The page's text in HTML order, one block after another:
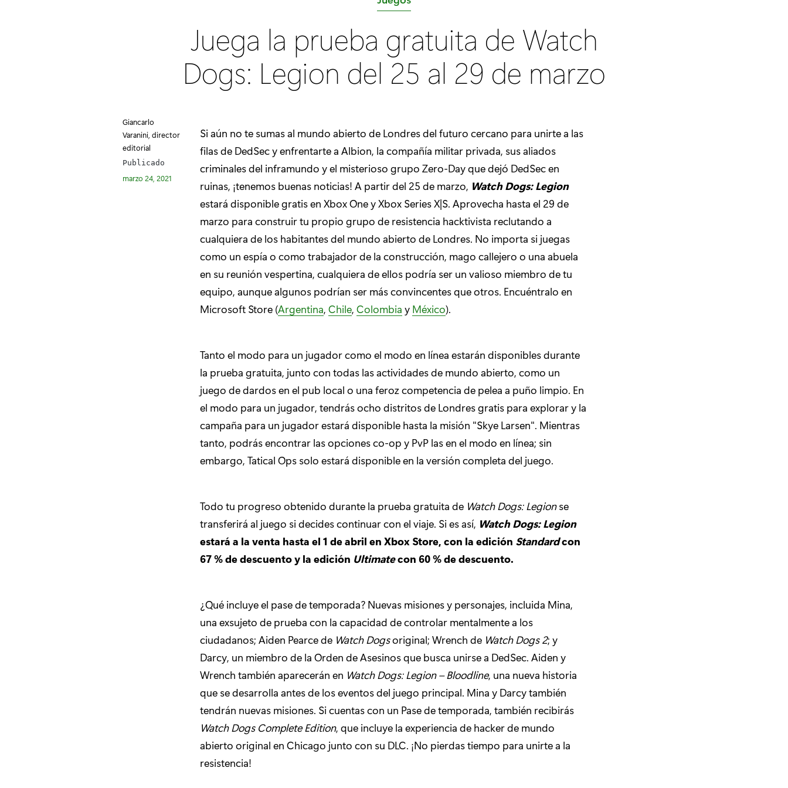
o
a
:
Juega la prueba gratuita de Watch
Dogs: Legion del 25 al 29 de marzo
Giancarlo
Varanini, director
editorial
Publicado
marzo 24, 2021
Si aún no te sumas al mundo abierto de Londres del futuro cercano para unirte a las
filas de DedSec y enfrentarte a Albion, la compañía militar privada, sus aliados
criminales del inframundo y el misterioso grupo Zero-Day que dejó DedSec en
ruinas, ¡tenemos buenas noticias! A partir del 25 de marzo, Watch Dogs: Legion
estará disponible gratis en Xbox One y Xbox Series X|S. Aprovecha hasta el 29 de
marzo para construir tu propio grupo de resistencia hacktivista reclutando a
cualquiera de los habitantes del mundo abierto de Londres. No importa si juegas
como un espía o como trabajador de la construcción, mago callejero o una abuela
en su reunión vespertina, cualquiera de ellos podría ser un valioso miembro de tu
equipo, aunque algunos podrían ser más convincentes que otros. Encuéntralo en
Microsoft Store (Argentina, Chile, Colombia y México).
Tanto el modo para un jugador como el modo en línea estarán disponibles durante
la prueba gratuita, junto con todas las actividades de mundo abierto, como un
juego de dardos en el pub local o una feroz competencia de pelea a puño limpio. En
el modo para un jugador, tendrás ocho distritos de Londres gratis para explorar y la
campaña para un jugador estará disponible hasta la misión "Skye Larsen". Mientras
tanto, podrás encontrar las opciones co-op y PvP las en el modo en línea; sin
embargo, Tatical Ops solo estará disponible en la versión completa del juego.
Todo tu progreso obtenido durante la prueba gratuita de Watch Dogs: Legionse
transferirá al juego si decides continuar con el viaje. Si es así, Watch Dogs: Legion
estará a la venta hasta el 1 de abril en Xbox Store, con la edición Standardcon
67 % de descuento y la edición Ultimatecon 60 % de descuento.
¿Qué incluye el pase de temporada? Nuevas misiones y personajes, incluida Mina,
una exsujeto de prueba con la capacidad de controlar mentalmente a los
ciudadanos; Aiden Pearce de Watch Dogsoriginal; Wrench de Watch Dogs 2; y
Darcy, un miembro de la Orden de Asesinos que busca unirse a DedSec. Aiden y
Wrench también aparecerán en Watch Dogs: Legion – Bloodline, una nueva historia
que se desarrolla antes de los eventos del juego principal. Mina y Darcy también
tendrán nuevas misiones. Si cuentas con un Pase de temporada, también recibirás
Watch Dogs Complete Edition, que incluye la experiencia de hacker de mundo
abierto original en Chicago junto con su DLC. ¡No pierdas tiempo para unirte a la
resistencia!